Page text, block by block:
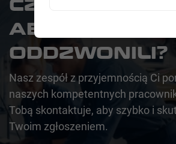
ABYŚMY DO
ODDZWONILI?
Nasz zespół z przyjemnością Ci
naszych kompetentnych
Tobą skontaktuje, aby szybko i
Twoim zgłoszeniem.